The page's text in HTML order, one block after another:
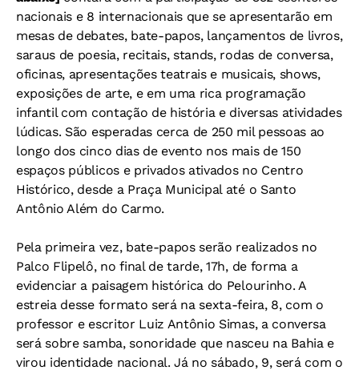
nacionais e 8 internacionais que se apresentarão em
mesas de debates, bate-papos, lançamentos de livros,
saraus de poesia, recitais, stands, rodas de conversa,
oficinas, apresentações teatrais e musicais, shows,
exposições de arte, e em uma rica programação
infantil com contação de história e diversas atividades
lúdicas. São esperadas cerca de 250 mil pessoas ao
longo dos cinco dias de evento nos mais de 150
espaços públicos e privados ativados no Centro
Histórico, desde a Praça Municipal até o Santo
Antônio Além do Carmo.
Pela primeira vez, bate-papos serão realizados no
Palco Flipelô, no final de tarde, 17h, de forma a
evidenciar a paisagem histórica do Pelourinho. A
estreia desse formato será na sexta-feira, 8, com o
professor e escritor Luiz Antônio Simas, a conversa
será sobre samba, sonoridade que nasceu na Bahia e
virou identidade nacional. Já no sábado, 9, será com o